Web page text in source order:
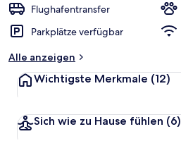
Flughafentransfer
Parkplätze verfügbar
Alle anzeigen
Wichtigste Merkmale (12)
Sich wie zu Hause fühlen (6)